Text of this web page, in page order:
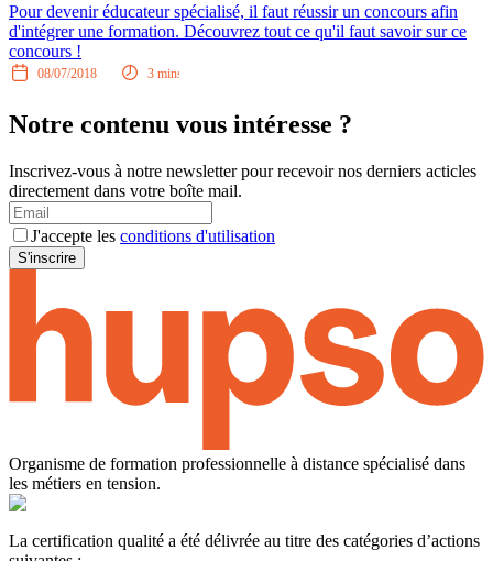
Pour devenir éducateur spécialisé, il faut réussir un concours afin
d'intégrer une formation. Découvrez tout ce qu'il faut savoir sur ce
concours !
08/07/2018 3 mins
Notre contenu vous intéresse ?
Inscrivez-vous à notre newsletter pour recevoir nos derniers acticles
directement dans votre boîte mail.
J'accepte les conditions d'utilisation
S'inscrire
Organisme de formation professionnelle à distance spécialisé dans
les métiers en tension.
La certification qualité a été délivrée au titre des catégories d’actions